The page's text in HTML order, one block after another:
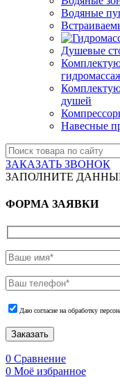
Водяные
Душевые
душей
Навесные
ЗАКАЗАТЬ ЗВОНОК
ЗАПОЛНИТЕ
ФОРМА ЗАЯВКИ
Даю согласие на обработку
Заказать
0 Сравнение
0 Моё избранное